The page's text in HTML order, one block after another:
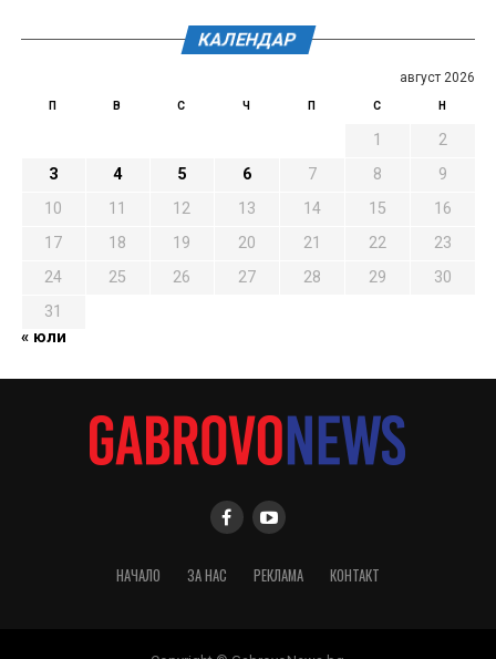
КАЛЕНДАР
август 2026
П В С Ч П С Н
1
2
3
4 5 6 7 8
9
10
11 12 13 14 15
16
17
18 19 20 21 22
23
24
25 26 27 28 29
30
31
« юли
НАЧАЛО ЗА НАС РЕКЛАМА КОНТАКТ